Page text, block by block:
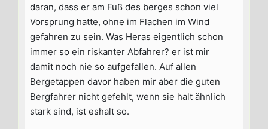
daran, dass er am Fuß des berges schon viel
Vorsprung hatte, ohne im Flachen im Wind
gefahren zu sein. Was Heras eigentlich schon
immer so ein riskanter Abfahrer? er ist mir
damit noch nie so aufgefallen. Auf allen
Bergetappen davor haben mir aber die guten
Bergfahrer nicht gefehlt, wenn sie halt ähnlich
stark sind, ist eshalt so.